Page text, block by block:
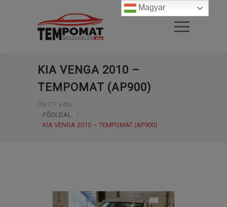
KIA VENGA 2010 –
TEMPOMAT (AP900)
ÖN ITT VAN:
FŐOLDAL
/
KIA VENGA 2010 – TEMPOMAT (AP900)
Magyar